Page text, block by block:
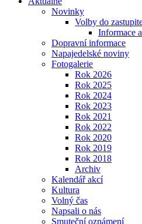
Novinky
Volby do
Informace
Dopravní informace
Napajedelské noviny
Fotogalerie
Rok 2026
Rok 2025
Rok 2024
Rok 2023
Rok 2021
Rok 2022
Rok 2020
Rok 2019
Rok 2018
Archiv
Kalendář akcí
Kultura
Volný čas
Napsali o nás
Smuteční oznámení